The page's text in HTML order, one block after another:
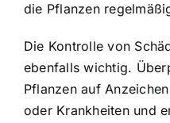
die Pflanzen
Die Kontrolle von
ebenfalls wichtig.
Pflanzen auf
oder Krankheiten und